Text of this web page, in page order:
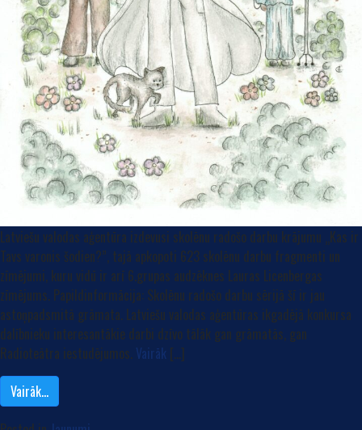
Latviešu valodas aģentūra izdevusi skolēnu radošo darbu krājumu „Kas ir
Tavs varonis šodien?”, tajā apkopoti 623 skolēnu darbu fragmenti un
zīmējumi, kuru vidū ir arī 6.grupas audzēknes Lauras Licenbergas
zīmējums. Papildinformācija: Skolēnu radošo darbu sērijā šī ir jau
astoņpadsmitā grāmata. Latviešu valodas aģentūras ikgadējā konkursa
dalībnieku interesantākie darbi dzīvo tālāk gan grāmatās, gan
Radioteātra iestudējumos. Vairāk […]
Vairāk…